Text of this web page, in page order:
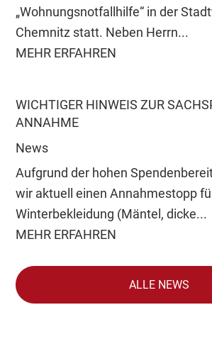
„Wohnungsnotfallhilfe“ in der
Chemnitz statt. Neben Herrn...
MEHR ERFAHREN
WICHTIGER HINWEIS ZUR
ANNAHME
News
Aufgrund der hohen
wir aktuell einen Annahmestopp
Winterbekleidung (Mäntel, dicke...
MEHR ERFAHREN
ALLE NEWS